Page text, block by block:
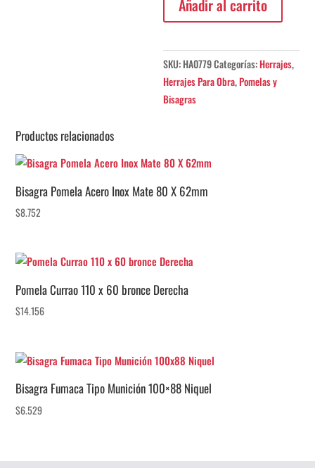
Acero
Inoxidable
Añadir al carrito
SKU:HA0779Categorías:Herrajes,
Herrajes Para Obra,Pomelas y
Bisagras
Productos relacionados
Bisagra Pomela Acero Inox Mate 80 X 62mm
$8.752
Pomela Currao 110 x 60 bronce Derecha
$14.156
Bisagra Fumaca Tipo Munición 100×88 Niquel
$6.529